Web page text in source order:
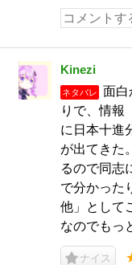
Kinezi
ネタバレ
面白
りで、情報
に日本十進
が出てきた
るので同志
で分かった
他」として
なのでもっ
ナイス